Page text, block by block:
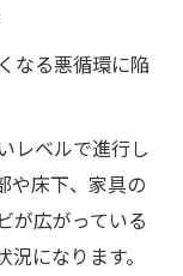
なる悪循環に陥
レベルで進行し
や床下、家具の
が広がっている
になります。